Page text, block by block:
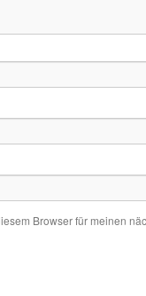
Browser für meinen